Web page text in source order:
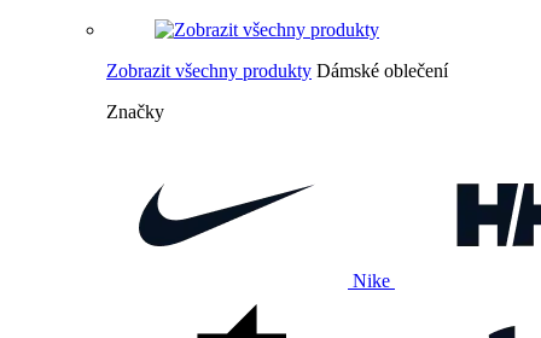
Zobrazit všechny produkty Dámské oblečení
Značky
Nike